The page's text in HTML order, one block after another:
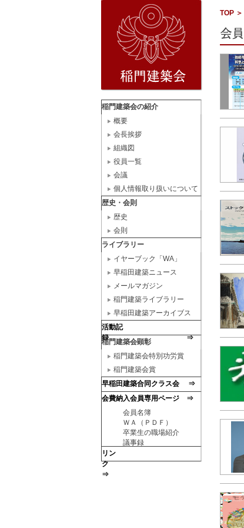
稲門建築会の紹介
概要
会長挨拶
組織図
役員一覧
会議
個人情報取り扱いについて
歴史・会則
歴史
会則
ライブラリー
イヤーブック「WA」
早稲田建築ニュース
メールマガジン
稲門建築ライブラリー
早稲田建築アーカイブス
活動記
録 ⇒
稲門建築会顕彰
稲門建築会特別功労賞
稲門建築会賞
早稲田建築合同クラス会 ⇒
会費納入会員専用ページ ⇒
会員名簿
ＷＡ（ＰＤＦ）
卒業生の職場紹介
議事録
リン
ク
⇒
TOP ＞